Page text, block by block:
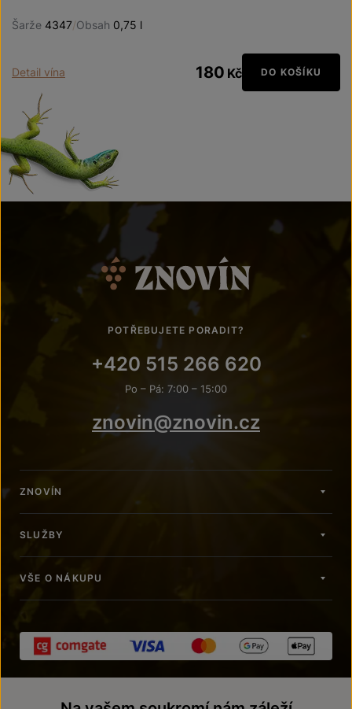
Šarže 4347/Obsah 0,75 l
Detail vína 180 Kč DO KOŠÍKU
POTŘEBUJETE PORADIT?
+420 515 266 620
Po – Pá: 7:00 – 15:00
znovin@znovin.cz
ZNOVÍN
SLUŽBY
VŠE O NÁKUPU